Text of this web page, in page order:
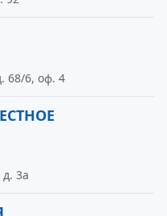
68/6, оф. 4
3а